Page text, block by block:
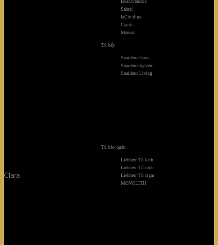
Boscavenezia
Sahrai
laCividina
Capital
Manooi
Tủ bếp
Snaidero Icone
Snaidero System
Snaidero Living
Tủ bảo quản
Liebherr Tủ lạnh
Liebherr Tủ rượu
Liebherr Tủ cigar
MONOLITH
Clara